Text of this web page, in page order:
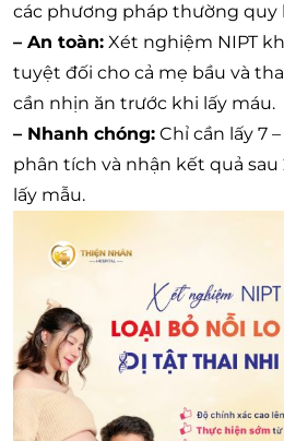
các phương pháp thường quy
– An toàn: Xét nghiệm NIPT
tuyệt đối cho cả mẹ bầu và
cần nhịn ăn trước khi lấy máu.
– Nhanh chóng: Chỉ cần lấy 7
phân tích và nhận kết quả sau
lấy mẫu.